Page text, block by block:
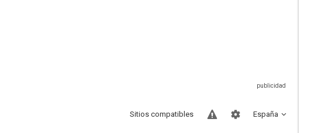
España
Sitios compatibles